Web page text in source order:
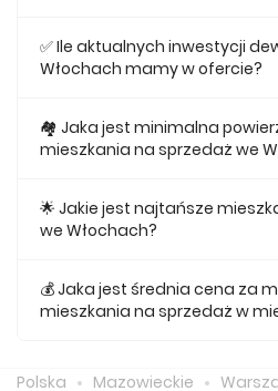
we Włochach.
✅ Ile aktualnych inwestycji
Włochach mamy w ofercie?
we Włochach.
🏘 Jaka jest minimalna
mieszkania na sprzedaż we
Włochach jest 25,45.
🌟 Jakie jest najtańsze
we Włochach?
ofercie kosztuje 486 097 zł.
💰 Jaka jest średnia cena za
mieszkania na sprzedaż w
Polska Mazowieckie